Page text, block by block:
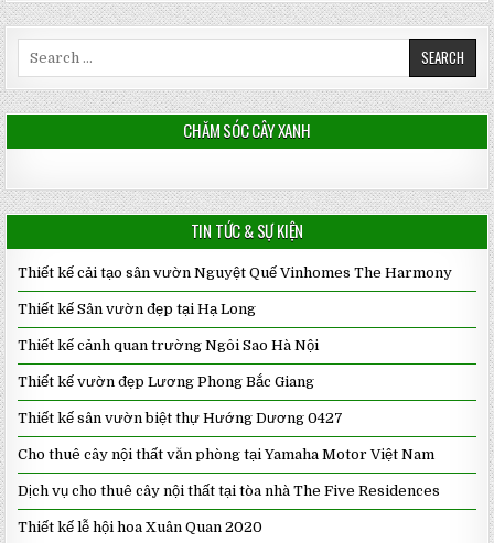
CHĂM SÓC CÂY XANH
TIN TỨC & SỰ KIỆN
Thiết kế cải tạo sân vườn Nguyệt Quế Vinhomes The Harmony
Thiết kế Sân vườn đẹp tại Hạ Long
Thiết kế cảnh quan trường Ngôi Sao Hà Nội
Thiết kế vườn đẹp Lương Phong Bắc Giang
Thiết kế sân vườn biệt thự Hướng Dương 0427
Cho thuê cây nội thất văn phòng tại Yamaha Motor Việt Nam
Dịch vụ cho thuê cây nội thất tại tòa nhà The Five Residences
Thiết kế lễ hội hoa Xuân Quan 2020